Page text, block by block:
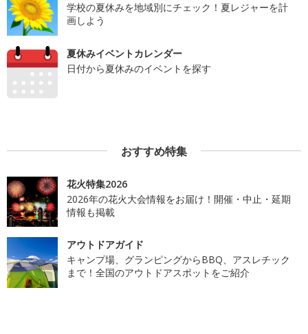
学校の夏休みを地域別にチェック！夏レジャーを計
画しよう
夏休みイベントカレンダー
日付から夏休みのイベントを探す
おすすめ特集
花火特集2026
2026年の花火大会情報をお届け！開催・中止・延期
情報も掲載
アウトドアガイド
キャンプ場、グランピングからBBQ、アスレチック
まで！全国のアウトドアスポットをご紹介